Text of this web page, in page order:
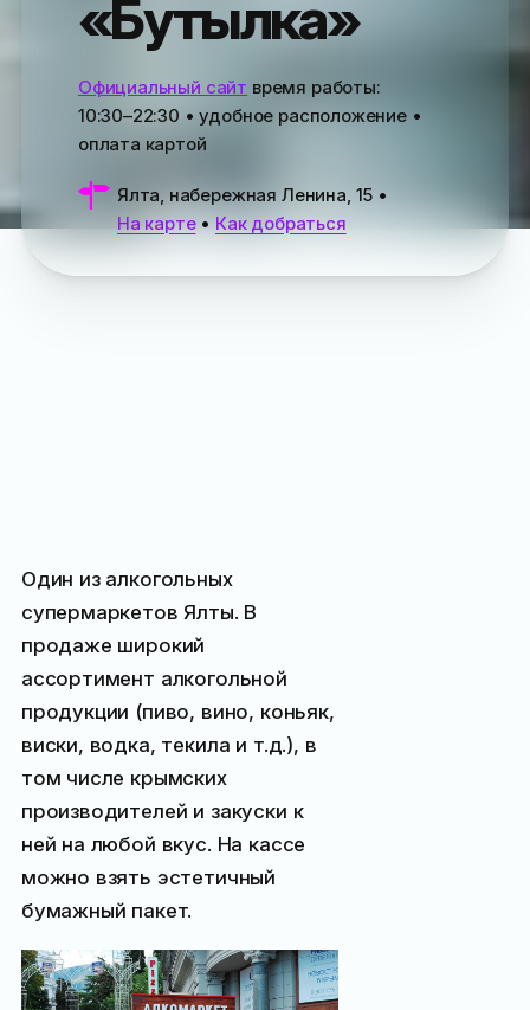
«Бутылка»
Официальный сайт время работы:
10:30–22:30 • удобное расположение •
оплата картой
Ялта, набережная Ленина, 15 •
На карте• Как добраться
Один из алкогольных
супермаркетов Ялты. В
продаже широкий
ассортимент алкогольной
продукции (пиво, вино, коньяк,
виски, водка, текила и т.д.), в
том числе крымских
производителей и закуски к
ней на любой вкус. На кассе
можно взять эстетичный
бумажный пакет.